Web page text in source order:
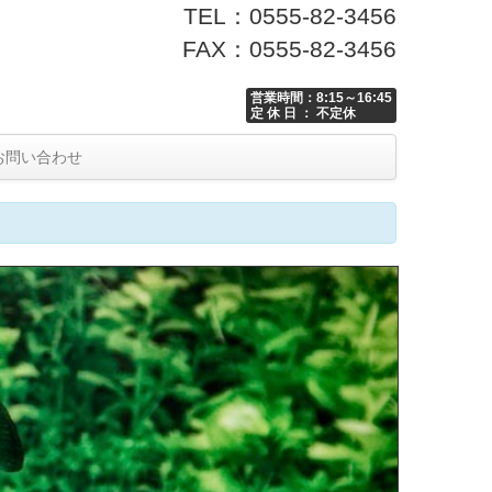
TEL：0555-82-3456
FAX：0555-82-3456
営業時間：8:15～16:45
定 休 日 ： 不定休
い合わせ